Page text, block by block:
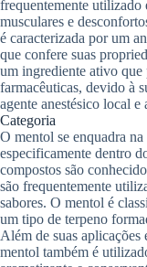
frequentemente utilizado
musculares e
é caracterizada por um
que confere suas
um ingrediente ativo
farmacêuticas, devido à
agente anestésico local
Categoria
O mentol se enquadra
especificamente dentro
compostos são
são frequentemente
sabores. O mentol é
um tipo de terpeno
Além de suas aplicações
mentol também é